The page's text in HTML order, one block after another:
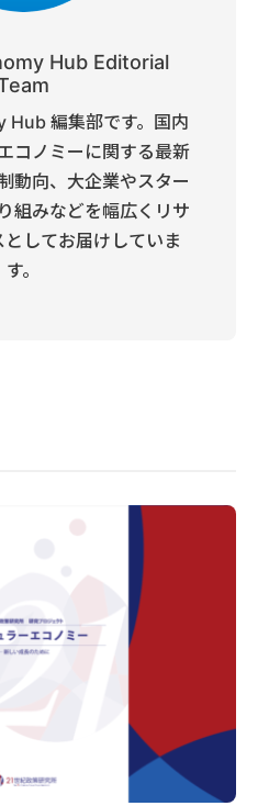
Hub Editorial
編集部です。国内
コノミーに関する最新
動向、大企業やスター
組みなどを幅広くリサ
してお届けしていま
す。